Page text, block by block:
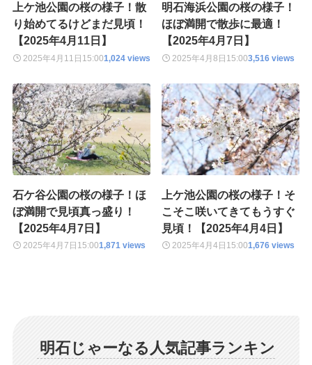
上ケ池公園の桜の様子！散
り始めてるけどまだ見頃！
【2025年4月11日】
2025年4月11日 15:001,024 views
明石海浜公園の桜の様子！
ほぼ満開で散歩に最適！
【2025年4月7日】
2025年4月8日 15:003,516 views
石ケ谷公園の桜の様子！ほ
ぼ満開で見頃真っ盛り！
【2025年4月7日】
2025年4月7日 15:001,871 views
上ケ池公園の桜の様子！そ
こそこ咲いてきてもうすぐ
見頃！【2025年4月4日】
2025年4月4日 15:001,676 views
明石じゃーなる人気記事ランキン